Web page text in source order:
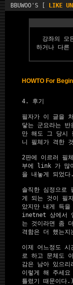
BBUWOO'S [ LIKE
강좌의 모
하거나 다른
HOWTO For
4. 후기
필자가 이 글을
닿는 군요라는
만 해도 그 당시
니 필체가 격한
2판에 이르러 필
부에 link 가 많
을 내놓게 되었다.
솔직한 심정으로
게 되는 것이 필
았지만 내게 득
inetnet 상에서
는 것이라면 좀
격함은 더 했는지
이제 어느정도
로 하고 문체도
감은 남아 있으
이렇게 해 주세
틀렸기 때문이다.)